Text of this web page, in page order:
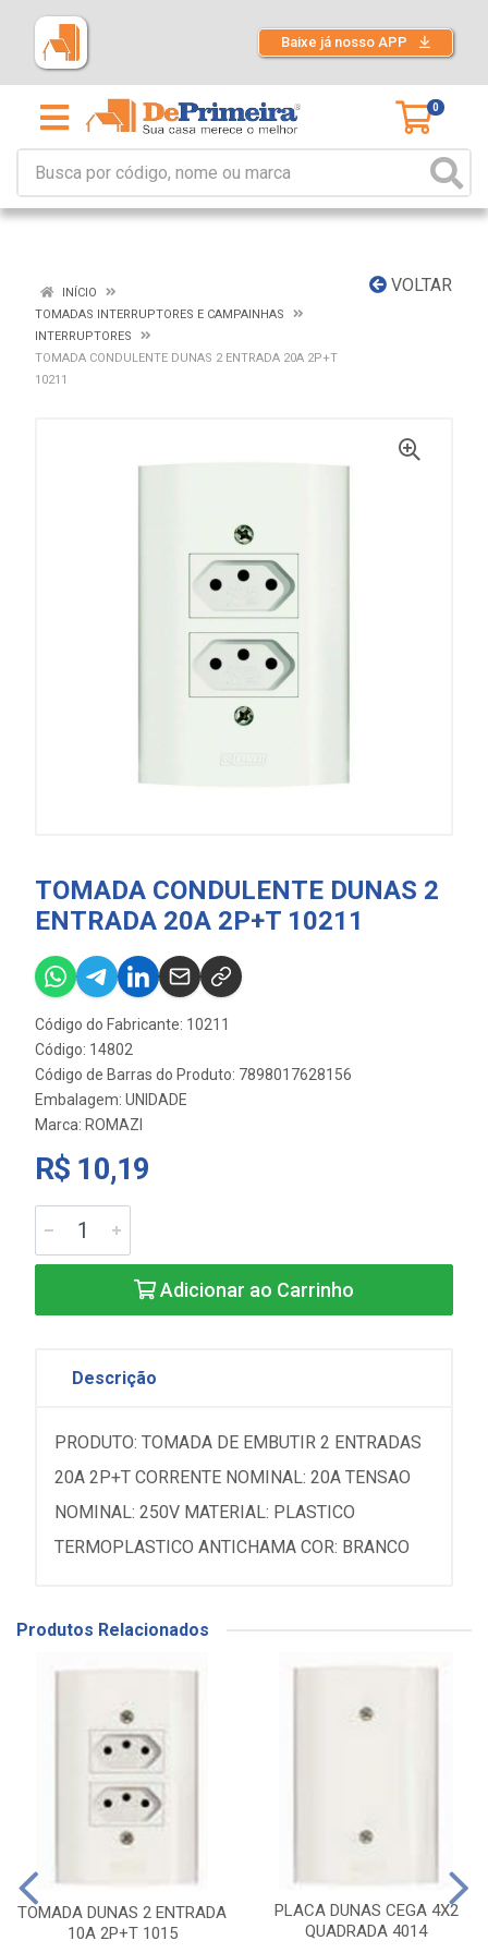
Baixe já nosso APP
0
VOLTAR
INÍCIO
TOMADAS INTERRUPTORES E CAMPAINHAS
INTERRUPTORES
TOMADA CONDULENTE DUNAS 2 ENTRADA 20A 2P+T
10211
TOMADA CONDULENTE DUNAS 2
ENTRADA 20A 2P+T 10211
Código do Fabricante: 10211
Código: 14802
Código de Barras do Produto: 7898017628156
Embalagem: UNIDADE
Marca: ROMAZI
R$ 10,19
Adicionar ao Carrinho
Descrição
PRODUTO: TOMADA DE EMBUTIR 2 ENTRADAS
20A 2P+T CORRENTE NOMINAL: 20A TENSAO
NOMINAL: 250V MATERIAL: PLASTICO
TERMOPLASTICO ANTICHAMA COR: BRANCO
Produtos Relacionados
TOMADA DUNAS 2 ENTRADA
10A 2P+T 1015
PLACA DUNAS CEGA 4X2
QUADRADA 4014